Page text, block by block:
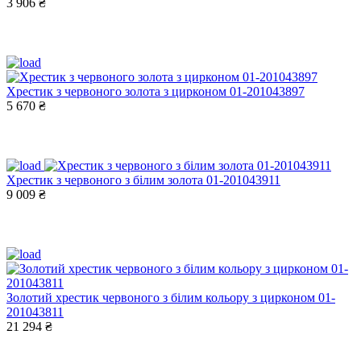
Хрестик з червоного золота з цирконом 01-201043897
5 670 ₴
Хрестик з червоного з білим золота 01-201043911
9 009 ₴
Золотий хрестик червоного з білим кольору з цирконом 01-
201043811
21 294 ₴